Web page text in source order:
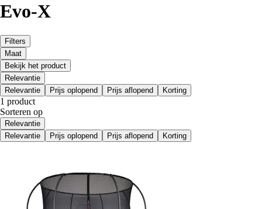
Evo-X
Filters
Maat
Bekijk het product
Relevantie
Relevantie
Prijs oplopend Prijs aflopend Korting
1 product
Sorteren op
Relevantie
Relevantie
Prijs oplopend Prijs aflopend Korting